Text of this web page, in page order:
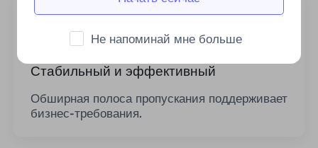
Стабильный и эффективный
Обширная полоса пропускания поддерживает
бизнес-требования.
Не напоминай мне больше